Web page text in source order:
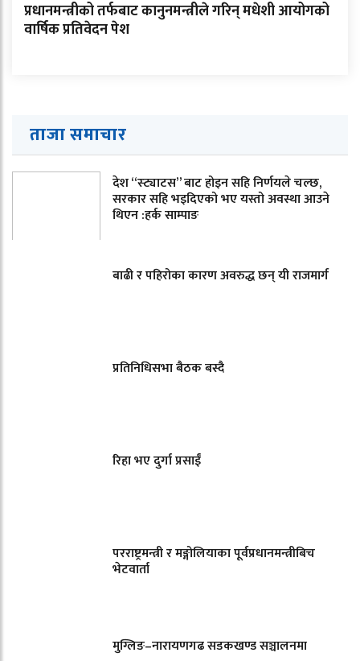
प्रधानमन्त्रीको तर्फबाट कानुनमन्त्रीले गरिन् मधेशी आयोगको
वार्षिक प्रतिवेदन पेश
ताजा समाचार
देश “स्ट्याटस” बाट होइन सहि निर्णयले चल्छ,
सरकार सहि भइदिएको भए यस्तो अवस्था आउने
थिएन :हर्क साम्पाङ
बाढी र पहिरोका कारण अवरुद्ध छन् यी राजमार्ग
प्रतिनिधिसभा बैठक बस्दै
रिहा भए दुर्गा प्रसाईं
परराष्ट्रमन्त्री र मङ्गोलियाका पूर्वप्रधानमन्त्रीबिच
भेटवार्ता
मुग्लिङ–नारायणगढ सडकखण्ड सञ्चालनमा